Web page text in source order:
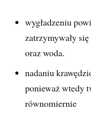
wygładzeniu
zatrzymywały
oraz woda.
nadaniu
ponieważ wtedy
równomiernie